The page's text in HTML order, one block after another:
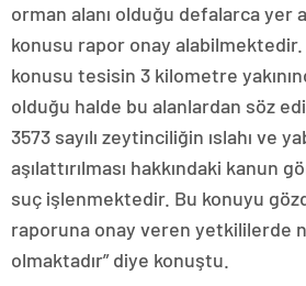
orman alanı olduğu defalarca yer
konusu rapor onay alabilmektedir.
konusu tesisin 3 kilometre
olduğu halde bu alanlardan söz
3573 sayılı zeytinciliğin ıslahı ve
aşılattırılması hakkındaki kanun
suç işlenmektedir. Bu konuyu
raporuna onay veren yetkililerde
olmaktadır” diye konuştu.